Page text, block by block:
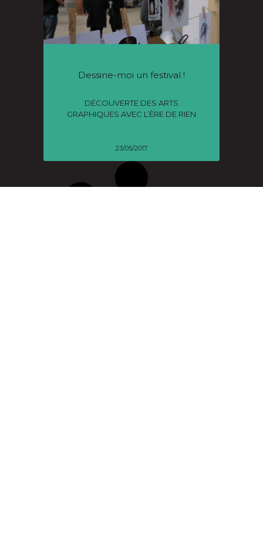
Dessine-moi un festival !
DÉCOUVERTE DES ARTS
GRAPHIQUES AVEC L’ÈRE DE RIEN
23/05/2017